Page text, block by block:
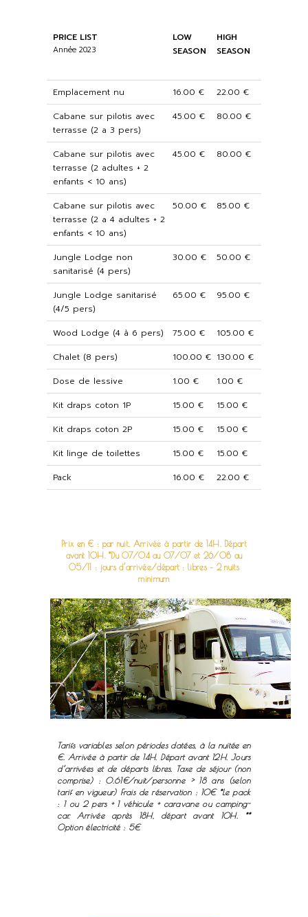
PRICE LIST
Année 2023
LOW
SEASON
HIGH
SEASON
Emplacement nu 16.00 €
22.00 €
Cabane sur pilotis avec
terrasse (2 a 3 pers)
45.00 € 80.00 €
Cabane sur pilotis avec
terrasse (2 adultes + 2
enfants < 10 ans)
45.00 € 80.00 €
Cabane sur pilotis avec
terrasse (2 a 4 adultes + 2
enfants < 10 ans)
50.00 € 85.00 €
Jungle Lodge non
sanitarisé (4 pers)
30.00 € 50.00 €
Jungle Lodge sanitarisé
(4/5 pers)
65.00 € 95.00 €
Wood Lodge (4 à 6 pers) 75.00 €
105.00 €
Chalet (8 pers)
100.00 € 130.00 €
Dose de lessive
1.00 €
1.00 €
Kit draps coton 1P
15.00 €
15.00 €
Kit draps coton 2P
15.00 €
15.00 €
Kit linge de toilettes
15.00 €
15.00 €
Pack
16.00 € 22.00 €
Prix en € : par nuit. Arrivée à partir de 14H. Départ
avant 10H. *Du 07/04 au 07/07 et 26/08 au
05/11 : jours d’arrivée/départ : libres – 2 nuits
minimum
Tarifs variables selon périodes datées, à la nuitée en
€. Arrivée à partir de 14H. Départ avant 12H. Jours
d’arrivées et de départs libres. Taxe de séjour (non
comprise) : 0.61€/nuit/personne > 18 ans (selon
tarif en vigueur) Frais de réservation : 10€ *Le pack
: 1 ou 2 pers + 1 véhicule + caravane ou camping-
car. Arrivée après 18H, départ avant 10H. **
Option électricité : 5€